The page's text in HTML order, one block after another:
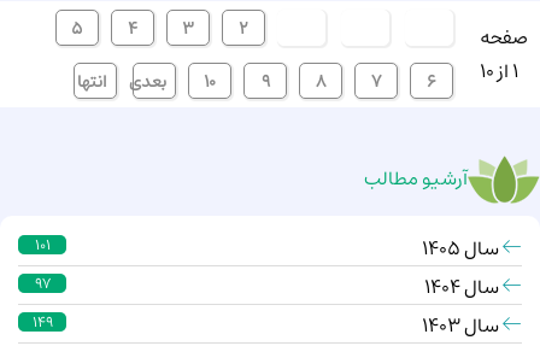
صفحه
1 از 10
2
3
4
5
6
7
8
9
10 بعدی انتها
آرشیو مطالب
سال 1405 101
سال 1404 97
سال 1403 149